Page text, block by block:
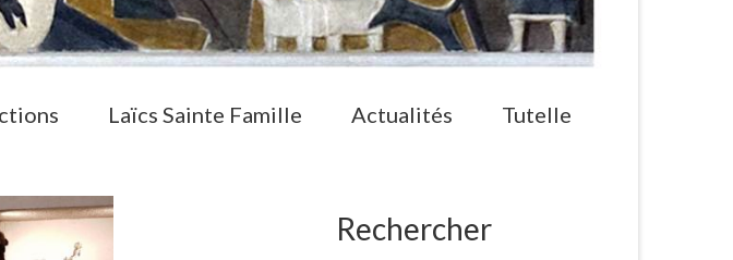
Laïcs Sainte Famille Actualités Tutelle
Rechercher